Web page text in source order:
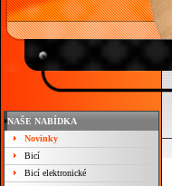
NAŠE NABÍDKA
Novinky
Bicí
Bicí elektronické